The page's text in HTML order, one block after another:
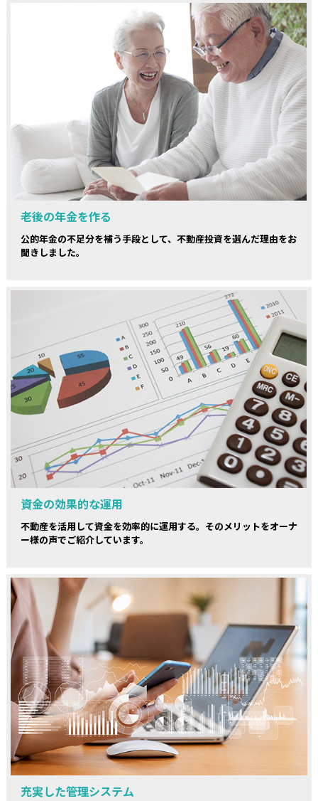
老後の年金を作る
公的年金の不足分を補う手段として、不動産投資を選んだ理由をお
聞きしました。
資金の効果的な運用
不動産を活用して資金を効率的に運用する。そのメリットをオーナ
ー様の声でご紹介しています。
充実した管理システム